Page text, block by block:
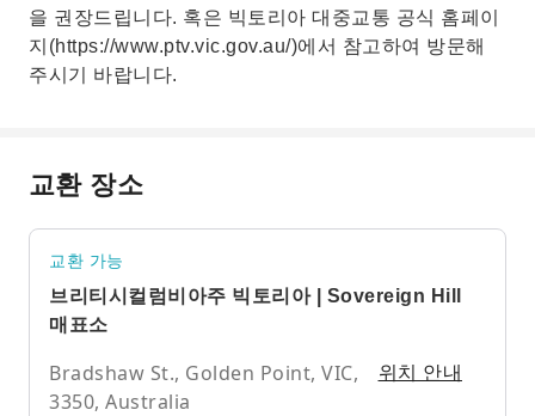
을 권장드립니다. 혹은 빅토리아 대중교통 공식 홈페이
지(https://www.ptv.vic.gov.au/)에서 참고하여 방문해
주시기 바랍니다.
교환 장소
교환 가능
브리티시컬럼비아주 빅토리아 | Sovereign Hill
매표소
Bradshaw St., Golden Point, VIC,
3350, Australia
위치 안내